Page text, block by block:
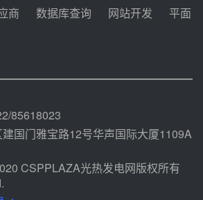
迪尔化工预中标华能西安热工院
2026-2029年熔盐介质框架协议
100MW光热项目机组调试及性能
商 数据库查询 网站开发
平面
85618023
国门雅宝路12号华声国际大厦1109A
CSPPLAZA光热发电网版权所有